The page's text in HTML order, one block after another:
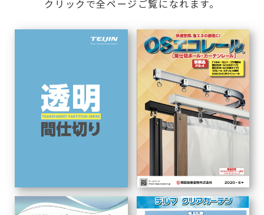
クリックで全ページご覧になれます。